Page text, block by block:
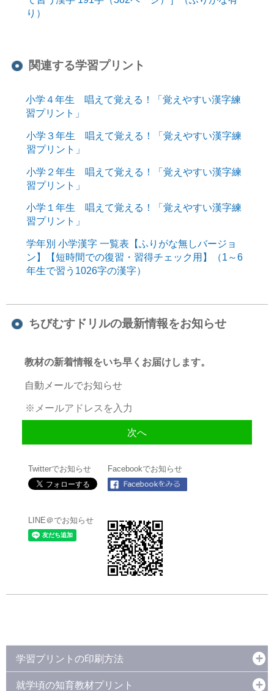
り）
関連する学習プリント
小学４年生 唱えて覚える！「覚えやすい漢字練
習プリント」
小学３年生 唱えて覚える！「覚えやすい漢字練
習プリント」
小学２年生 唱えて覚える！「覚えやすい漢字練
習プリント」
小学１年生 唱えて覚える！「覚えやすい漢字練
習プリント」
学年別 小学漢字 一覧表【ふりがな無しバージョ
ン】【短時間での復習・習得チェック用】（1～6
年生で習う1026字の漢字）
ちびむすドリルの最新情報をお知らせ
教材の新着情報をいち早くお届けします。
自動メールでお知らせ
Twitterでお知らせ Facebookでお知らせ
LINE＠でお知らせ
学習プリントの印刷方法
就学頃の知育教材プリント